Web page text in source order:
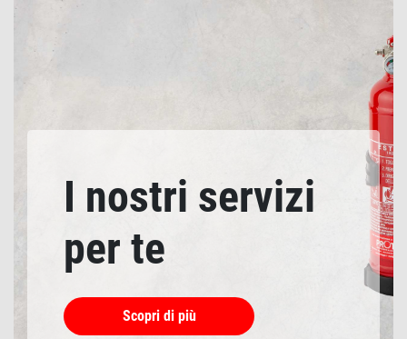
I nostri servizi
per te
Scopri di più